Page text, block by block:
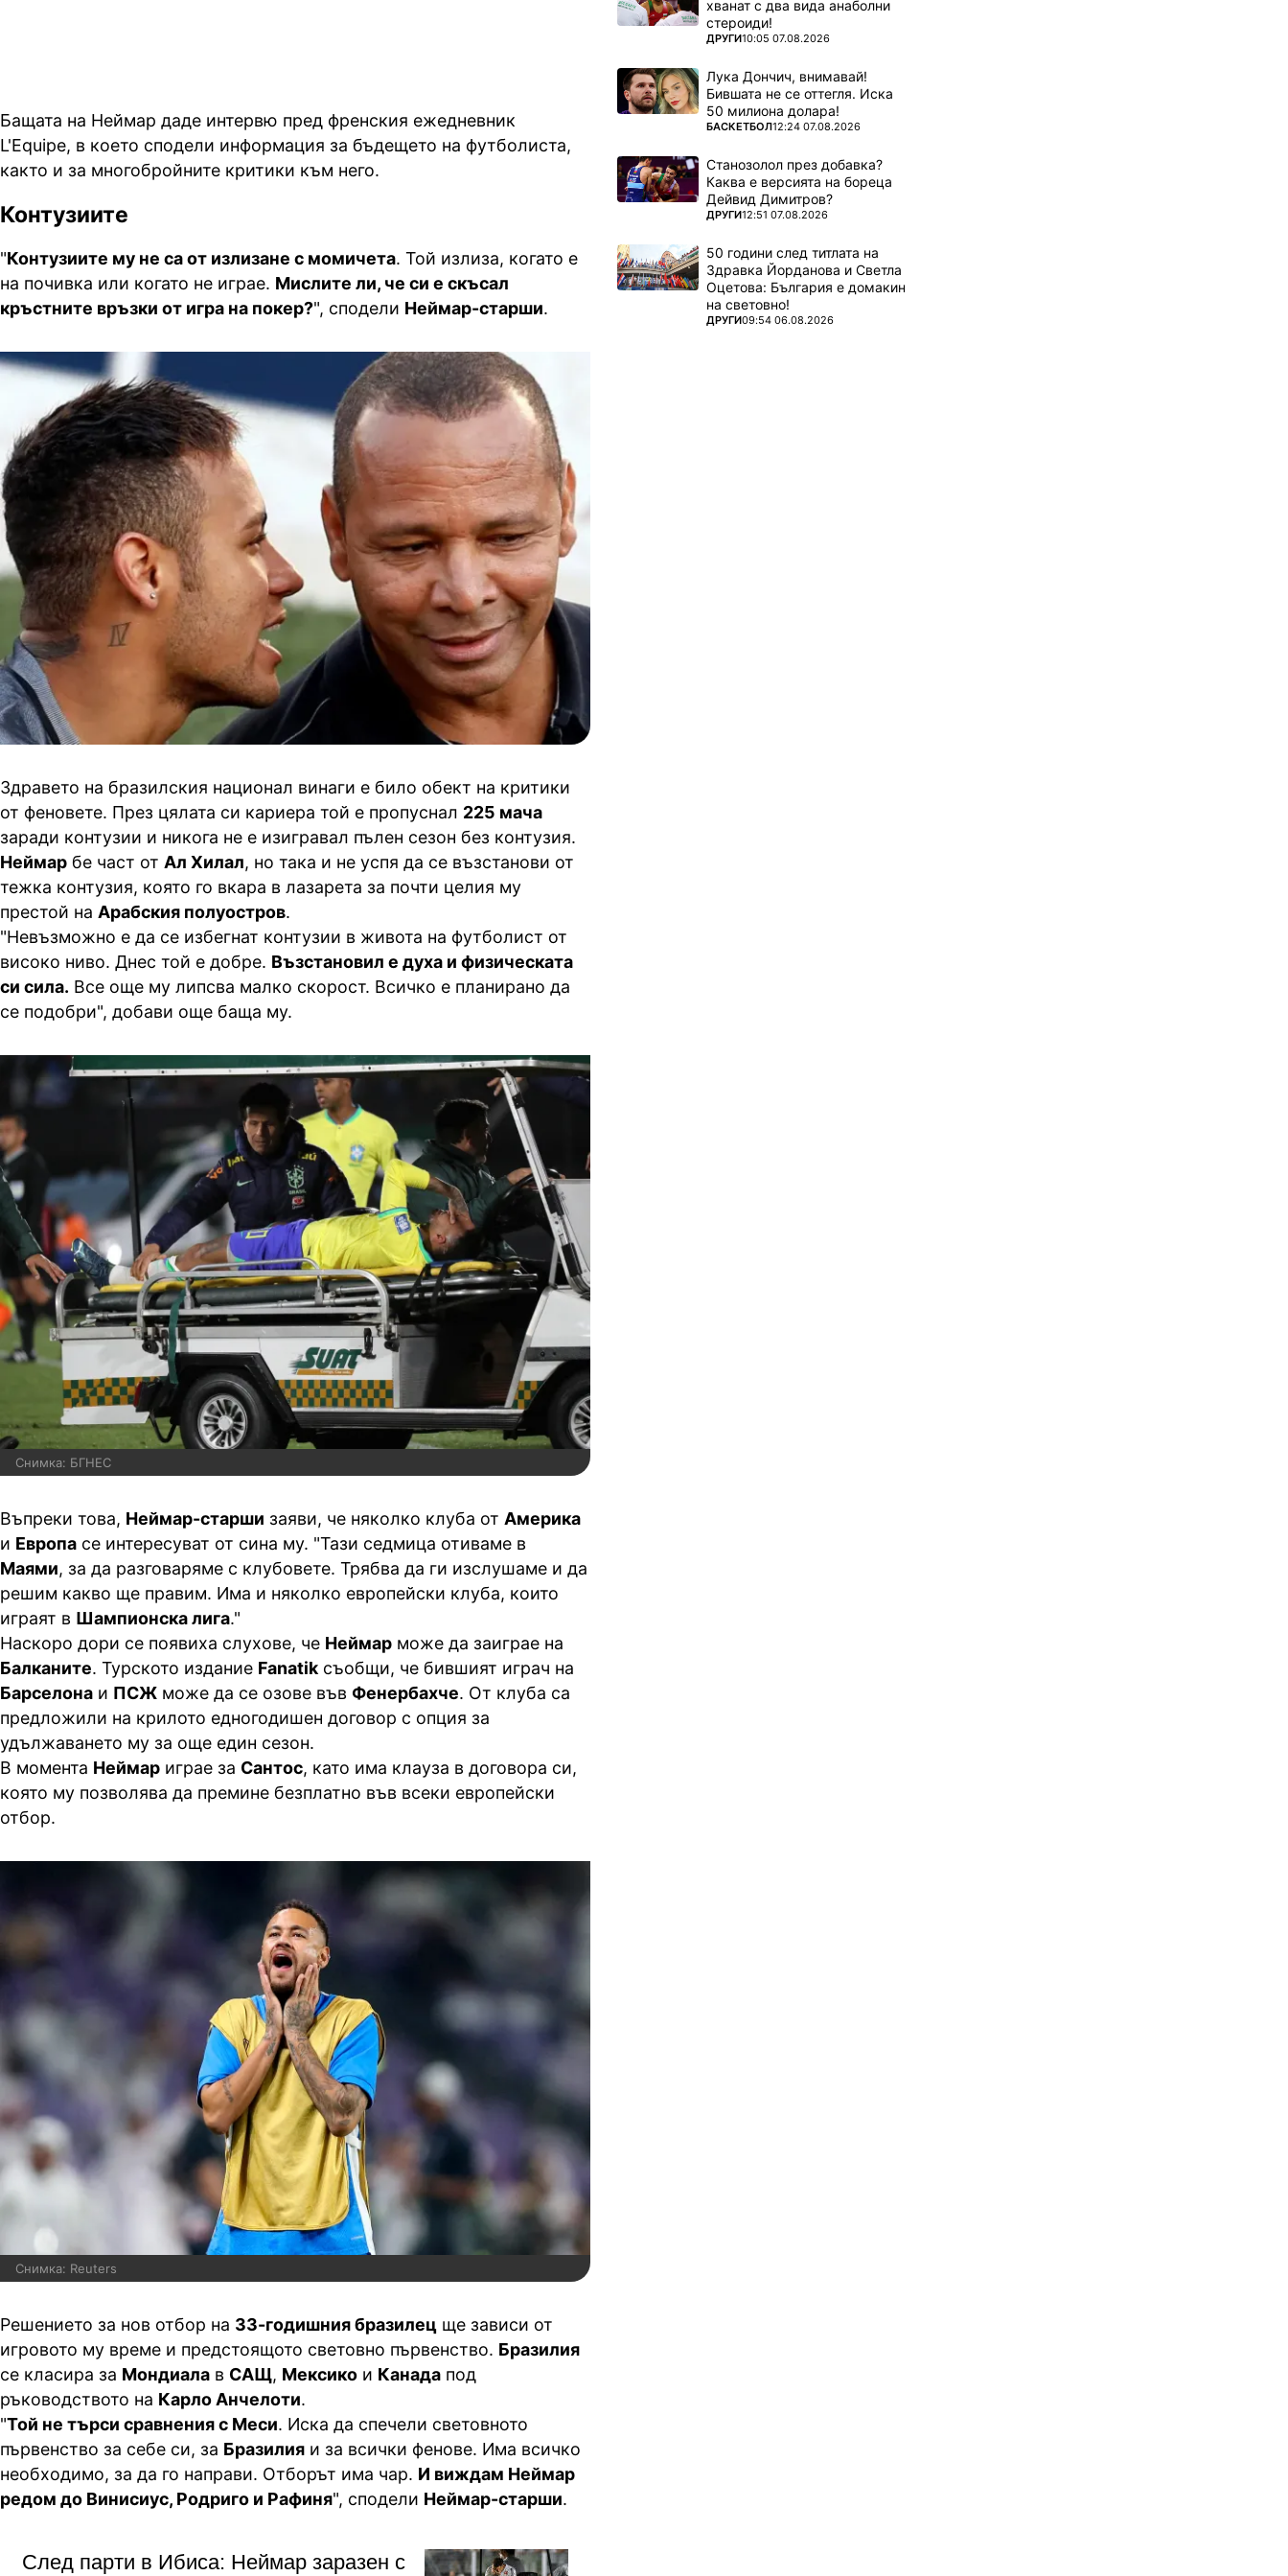
Бащата на Неймар даде интервю пред френския ежедневник
L'Equipe, в което сподели информация за бъдещето на футболиста,
както и за многобройните критики към него.
Контузиите
"Контузиите му не са от излизане с момичета. Той излиза, когато е
на почивка или когато не играе. Мислите ли, че си е скъсал
кръстните връзки от игра на покер?", сподели Неймар-старши.
Здравето на бразилския национал винаги е било обект на критики
от феновете. През цялата си кариера той е пропуснал 225 мача
заради контузии и никога не е изигравал пълен сезон без контузия.
Неймар бе част от Ал Хилал, но така и не успя да се възстанови от
тежка контузия, която го вкара в лазарета за почти целия му
престой на Арабския полуостров.
"Невъзможно е да се избегнат контузии в живота на футболист от
високо ниво. Днес той е добре. Възстановил е духа и физическата
си сила. Все още му липсва малко скорост. Всичко е планирано да
се подобри", добави още баща му.
Снимка: БГНЕС
Въпреки това, Неймар-старши заяви, че няколко клуба от Америка
и Европа се интересуват от сина му. "Тази седмица отиваме в
Маями, за да разговаряме с клубовете. Трябва да ги изслушаме и да
решим какво ще правим. Има и няколко европейски клуба, които
играят в Шампионска лига."
Наскоро дори се появиха слухове, че Неймар може да заиграе на
Балканите. Турското издание Fanatik съобщи, че бившият играч на
Барселона и ПСЖ може да се озове във Фенербахче. От клуба са
предложили на крилото едногодишен договор с опция за
удължаването му за още един сезон.
В момента Неймар играе за Сантос, като има клауза в договора си,
която му позволява да премине безплатно във всеки европейски
отбор.
Снимка: Reuters
Решението за нов отбор на 33-годишния бразилец ще зависи от
игровото му време и предстоящото световно първенство. Бразилия
се класира за Мондиала в САЩ, Мексико и Канада под
ръководството на Карло Анчелоти.
"Той не търси сравнения с Меси. Иска да спечели световното
първенство за себе си, за Бразилия и за всички фенове. Има всичко
необходимо, за да го направи. Отборът има чар. И виждам Неймар
редом до Винисиус, Родриго и Рафиня", сподели Неймар-старши.
След парти в Ибиса: Неймар заразен с
хванат с два вида анаболни
стероиди!
ПОВЕЧЕ ОТ
ДРУГИ10:05 07.08.2026
Лука Дончич, внимавай!
Бившата не се оттегля. Иска
50 милиона долара!
ПОВЕЧЕ ОТ
БАСКЕТБОЛ12:24 07.08.2026
Станозолол през добавка?
Каква е версията на бореца
Дейвид Димитров?
ПОВЕЧЕ ОТ
ДРУГИ12:51 07.08.2026
50 години след титлата на
Здравка Йорданова и Светла
Оцетова: България е домакин
на световно!
ПОВЕЧЕ ОТ
ДРУГИ09:54 06.08.2026